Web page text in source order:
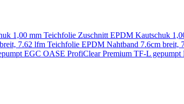
Teichfolie Zuschnitt EPDM Kautschuk
Teichfolie EPDM Nahtband 7.6cm breit,
OASE ProfiClear Premium TF-L gepumpt